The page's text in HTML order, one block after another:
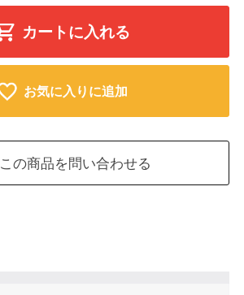
カートに入れる
お気に入りに追加
この商品を問い合わせる